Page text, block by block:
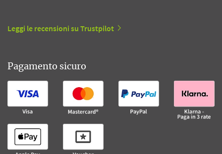
Leggi le recensioni su Trustpilot
Pagamento sicuro